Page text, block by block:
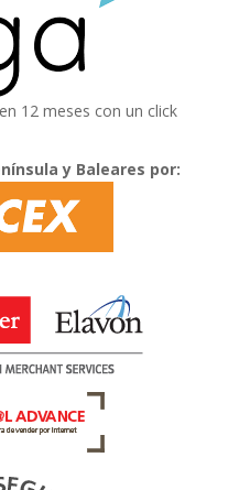
12 meses con un click
y Baleares por: